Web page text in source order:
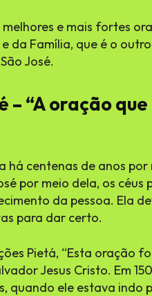
e mais fortes
da Família, que é o
José.
– “A oração
há centenas de anos
por meio dela, os céus
da pessoa. Ela
para dar certo.
Pietá, “Esta oração
Jesus Cristo. Em
quando ele estava indo